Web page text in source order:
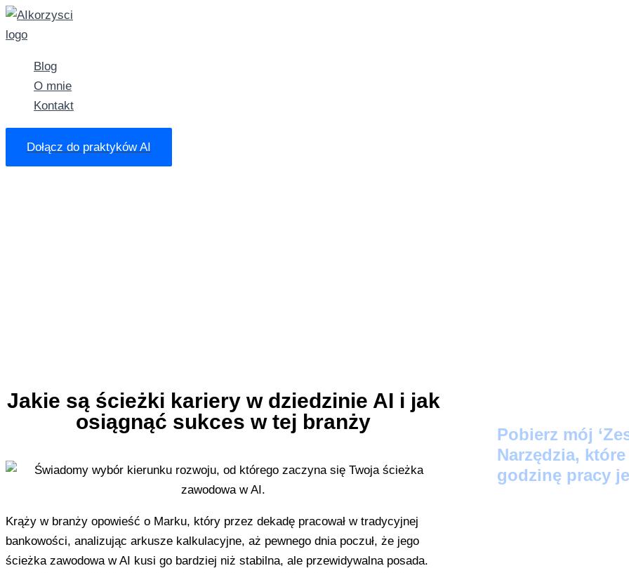
Przejdź
do
Blog
O mnie
Kontakt
Dołącz do praktyków AI
Jakie są ścieżki kariery w dziedzinie AI i jak
osiągnąć sukces w tej branży
Krąży w branży opowieść o Marku, który przez dekadę pracował w tradycyjnej
bankowości, analizując arkusze kalkulacyjne, aż pewnego dnia poczuł, że jego
ścieżka zawodowa w AI kusi go bardziej niż stabilna, ale przewidywalna posada.
Pobierz mój
Narzędzia,
godzinę pracy